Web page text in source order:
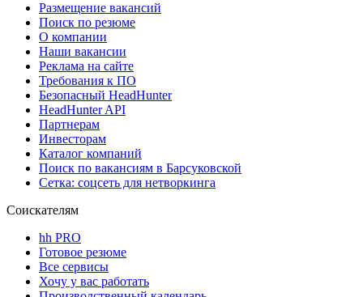
Размещение вакансий
Поиск по резюме
О компании
Наши вакансии
Реклама на сайте
Требования к ПО
Безопасный HeadHunter
HeadHunter API
Партнерам
Инвесторам
Каталог компаний
Поиск по вакансиям в Барсуковской
Сетка: соцсеть для нетворкинга
Соискателям
hh PRO
Готовое резюме
Все сервисы
Хочу у вас работать